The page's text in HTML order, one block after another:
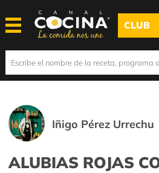
CLUB
Iñigo Pérez Urrechu
ALUBIAS ROJAS